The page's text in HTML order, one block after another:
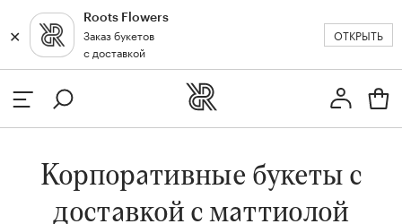
✕
Roots Flowers
Заказ букетов
с доставкой
ОТКРЫТЬ
Профиль
Вход или регистрация
Москва
✕
Корпоративные букеты с
доставкой с маттиолой